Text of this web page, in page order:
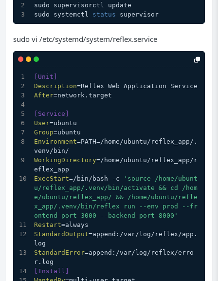
sudo supervisorctl update
sudo systemctl status supervisor
sudo vi /etc/systemd/system/reflex.service
[Unit]
Description=Reflex Web Application Service
After=network.target
[Service]
User=ubuntu
Group=ubuntu
Environment=PATH=/home/ubuntu/reflex_app/.
venv/bin/
WorkingDirectory=/home/ubuntu/reflex_app/r
eflex_app
ExecStart=/bin/bash -c
'source /home/ubunt
u/reflex_app/.venv/bin/activate && cd /hom
e/ubuntu/reflex_app/ && /home/ubuntu/refle
x_app/.venv/bin/reflex run --env prod --fr
ontend-port 3000 --backend-port 8000'
Restart=always
StandardOutput=append:/var/log/reflex/app.
log
StandardError=append:/var/log/reflex/erro
r.log
[Install]